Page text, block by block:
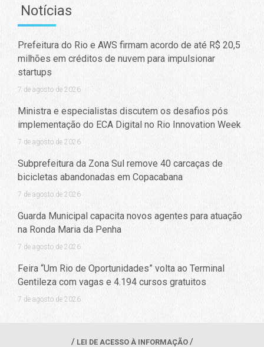
Notícias
Prefeitura do Rio e AWS firmam acordo de até R$ 20,5
milhões em créditos de nuvem para impulsionar
startups
7 de agosto de 2026
Ministra e especialistas discutem os desafios pós
implementação do ECA Digital no Rio Innovation Week
7 de agosto de 2026
Subprefeitura da Zona Sul remove 40 carcaças de
bicicletas abandonadas em Copacabana
7 de agosto de 2026
Guarda Municipal capacita novos agentes para atuação
na Ronda Maria da Penha
7 de agosto de 2026
Feira “Um Rio de Oportunidades” volta ao Terminal
Gentileza com vagas e 4.194 cursos gratuitos
7 de agosto de 2026
LEI DE ACESSO À INFORMAÇÃO